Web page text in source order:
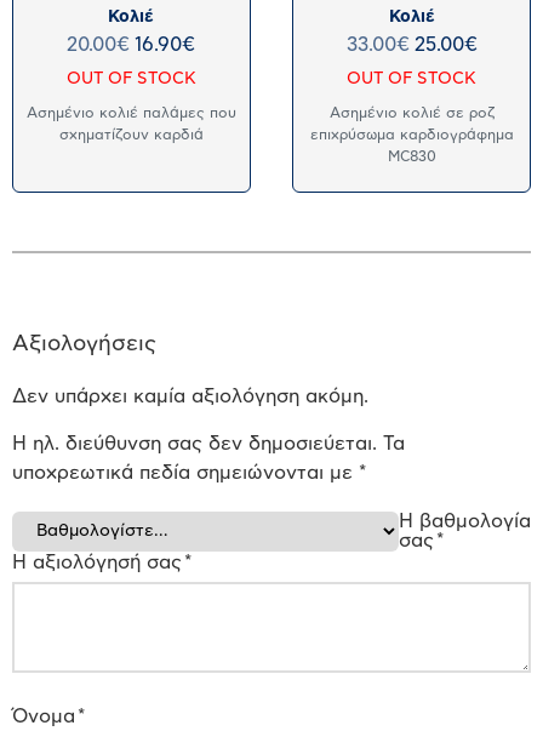
Κολιέ
20.00€ 16.90€
OUT OF STOCK
Ασημένιο κολιέ παλάμες που
σχηματίζουν καρδιά
Κολιέ
33.00€ 25.00€
OUT OF STOCK
Ασημένιο κολιέ σε ροζ
επιχρύσωμα καρδιογράφημα
MC830
Αξιολογήσεις
Δεν υπάρχει καμία αξιολόγηση ακόμη.
Η ηλ. διεύθυνση σας δεν δημοσιεύεται. Τα
υποχρεωτικά πεδία σημειώνονται με *
Η βαθμολογία
σας *
Η αξιολόγησή σας *
Όνομα *